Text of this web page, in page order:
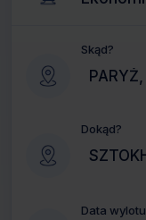
Skąd?
Dokąd?
Data wylotu